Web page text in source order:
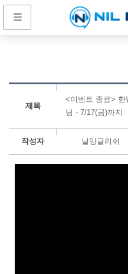
제목
<이벤트 종료> 한
님 - 7/17(금)까지
작성자 닐잉글리쉬